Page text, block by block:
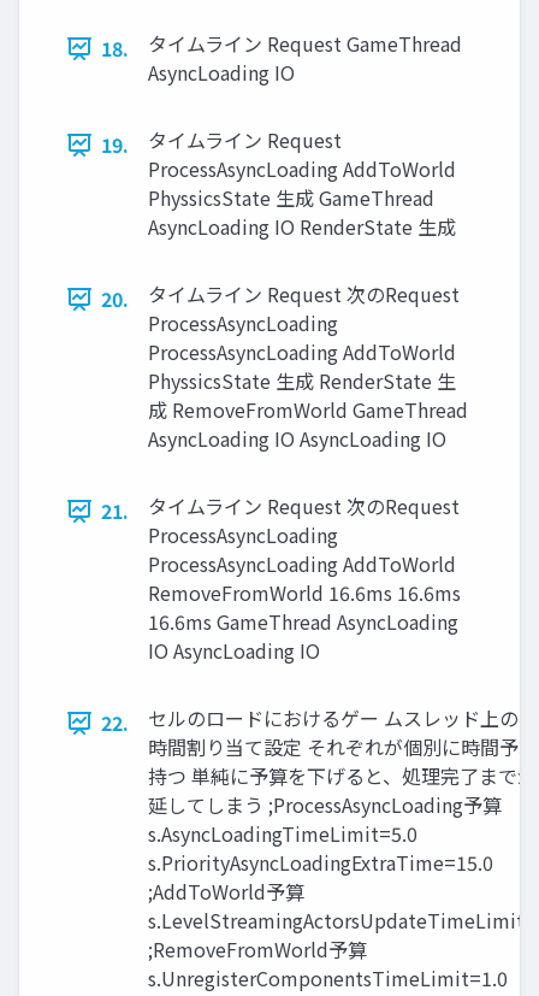
18.
タイムライン Request GameThread
AsyncLoading IO
19.
タイムライン Request
ProcessAsyncLoading AddToWorld
PhyssicsState 生成 GameThread
AsyncLoading IO RenderState 生成
20.
タイムライン Request 次のRequest
ProcessAsyncLoading
ProcessAsyncLoading AddToWorld
PhyssicsState 生成 RenderState 生
成 RemoveFromWorld GameThread
AsyncLoading IO AsyncLoading IO
21.
タイムライン Request 次のRequest
ProcessAsyncLoading
ProcessAsyncLoading AddToWorld
RemoveFromWorld 16.6ms 16.6ms
16.6ms GameThread AsyncLoading
IO AsyncLoading IO
22.
セルのロードにおけるゲー ムスレッド上の
時間割り当て設定 それぞれが個別に時間予
持つ 単純に予算を下げると、処理完了まで
延してしまう ;ProcessAsyncLoading予算
s.AsyncLoadingTimeLimit=5.0
s.PriorityAsyncLoadingExtraTime=15.0
;AddToWorld予算
;RemoveFromWorld予算
s.UnregisterComponentsTimeLimit=1.0